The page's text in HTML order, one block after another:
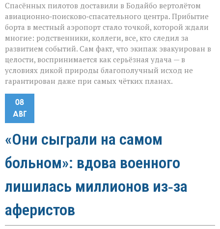
Спасённых пилотов доставили в Бодайбо вертолётом
авиационно‑поисково‑спасательного центра. Прибытие
борта в местный аэропорт стало точкой, которой ждали
многие: родственники, коллеги, все, кто следил за
развитием событий. Сам факт, что экипаж эвакуирован в
целости, воспринимается как серьёзная удача — в
условиях дикой природы благополучный исход не
гарантирован даже при самых чётких планах.
08
АВГ
«Они сыграли на самом
больном»: вдова военного
лишилась миллионов из‑за
аферистов